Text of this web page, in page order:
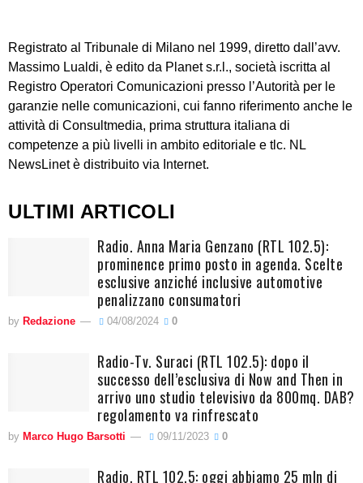
Registrato al Tribunale di Milano nel 1999, diretto dall’avv.
Massimo Lualdi, è edito da Planet s.r.l., società iscritta al
Registro Operatori Comunicazioni presso l’Autorità per le
garanzie nelle comunicazioni, cui fanno riferimento anche le
attività di Consultmedia, prima struttura italiana di
competenze a più livelli in ambito editoriale e tlc. NL
NewsLinet è distribuito via Internet.
ULTIMI ARTICOLI
Radio. Anna Maria Genzano (RTL 102.5):
prominence primo posto in agenda. Scelte
esclusive anziché inclusive automotive
penalizzano consumatori
by Redazione 04/08/2024 0
Radio-Tv. Suraci (RTL 102.5): dopo il
successo dell’esclusiva di Now and Then in
arrivo uno studio televisivo da 800mq. DAB?
regolamento va rinfrescato
by Marco Hugo Barsotti 09/11/2023 0
Radio. RTL 102.5: oggi abbiamo 25 mln di